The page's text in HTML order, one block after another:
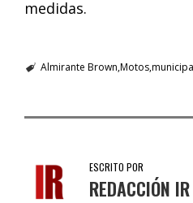
medidas.
Almirante Brown Motos
ESCRITO POR
REDACCIÓN IR